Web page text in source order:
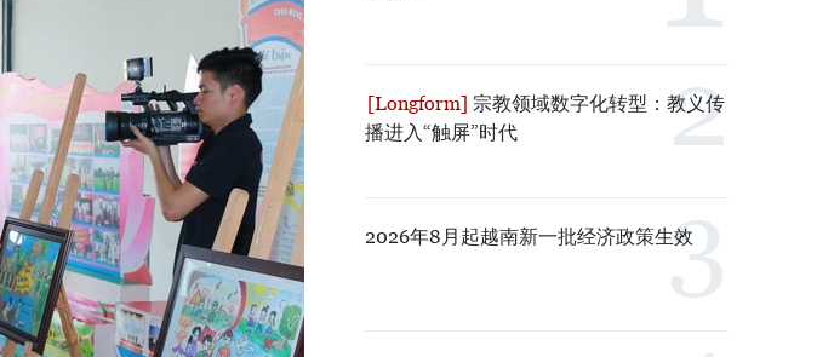
宗教领域数字化转型：教义传
播进入“触屏”时代
2026年8月起越南新一批经济政策生效